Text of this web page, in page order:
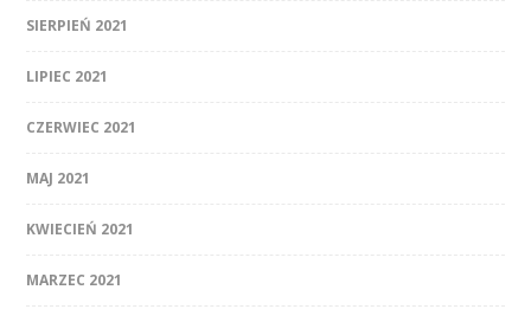
SIERPIEŃ 2021
LIPIEC 2021
CZERWIEC 2021
MAJ 2021
KWIECIEŃ 2021
MARZEC 2021